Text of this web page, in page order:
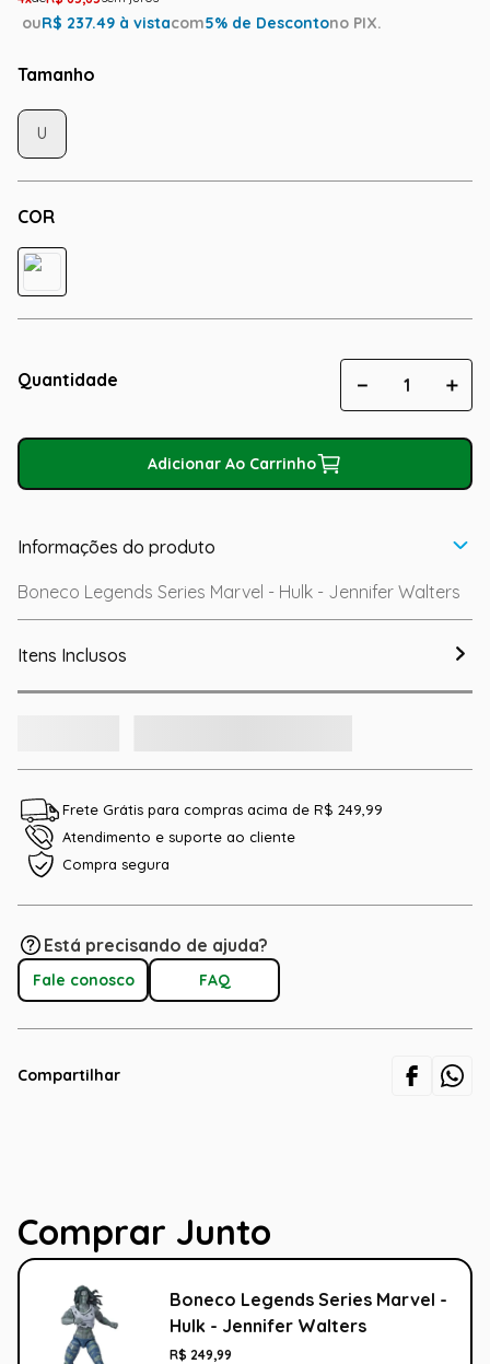
ouR$ 237.49 à vistacom5% de Descontono PIX.
Tamanho
COR
U
Quantidade ＋
－
Adicionar Ao Carrinho
Informações do produto
Boneco Legends Series Marvel - Hulk - Jennifer Walters
Itens Inclusos
Frete Grátis para compras acima de R$ 249,99
Atendimento e suporte ao cliente
Compra segura
Está precisando de ajuda?
Fale conosco FAQ
Compartilhar
Comprar Junto
Boneco Legends Series Marvel -
Hulk - Jennifer Walters
R$ 249,99